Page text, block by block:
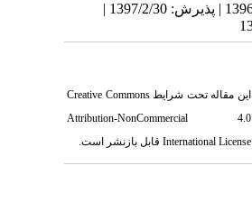
دریافت: 1396/12/22 | پذیرش: 1397/2/30 |
این مقاله تحت شرایطCreative Commons
Attribution-NonCommercial 4.0
International License قابل بازنشر است.